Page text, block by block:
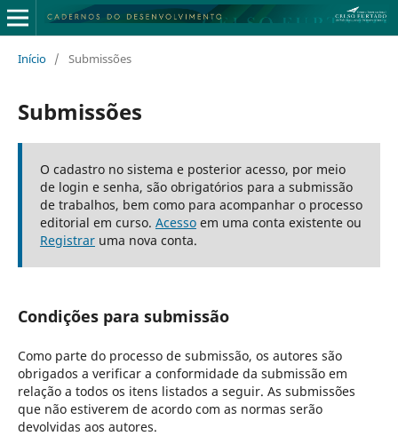
Início / Submissões
Submissões
O cadastro no sistema e posterior acesso, por meio
de login e senha, são obrigatórios para a submissão
de trabalhos, bem como para acompanhar o processo
editorial em curso. Acessoem uma conta existente ou
Registraruma nova conta.
Condições para submissão
Como parte do processo de submissão, os autores são
obrigados a verificar a conformidade da submissão em
relação a todos os itens listados a seguir. As submissões
que não estiverem de acordo com as normas serão
devolvidas aos autores.